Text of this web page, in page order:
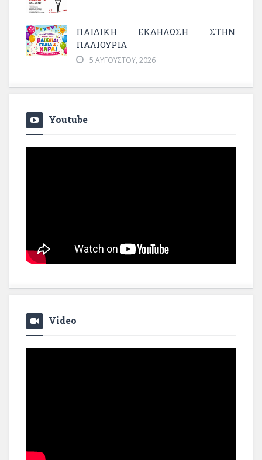
ΠΑΙΔΙΚΗ ΕΚΔΗΛΩΣΗ ΣΤΗΝ
ΠΑΛΙΟΥΡΙΑ
5 ΑΥΓΟΎΣΤΟΥ, 2026
Youtube
Video